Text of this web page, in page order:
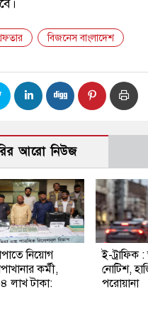
বিজনেস বাংলাদেশ
আরো নিউজ
নিয়োগ
কর্মী,
লাখ টাকা:
ই-
নোটিশ,
পরোয়ানা